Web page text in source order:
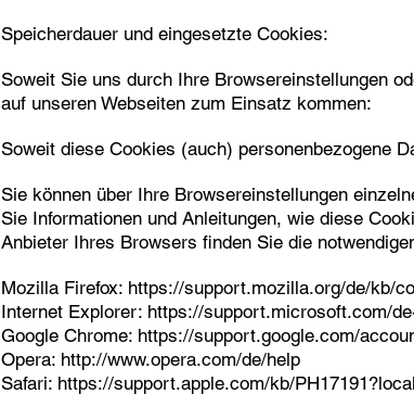
Speicherdauer und eingesetzte Cookies:
Soweit Sie uns durch Ihre Browsereinstellungen
auf unseren Webseiten zum Einsatz kommen:
Soweit diese Cookies (auch) personenbezogene
Sie können über Ihre Browsereinstellungen
Sie Informationen und Anleitungen, wie diese
Anbieter Ihres Browsers finden Sie die
Mozilla Firefox: https://support.mozilla.org/de/kb/
Internet Explorer: https://support.microsoft.com/
Google Chrome: https://support.google.com/
Opera: http://www.opera.com/de/help
Safari: https://support.apple.com/kb/